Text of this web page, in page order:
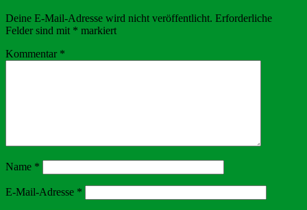
Deine E-Mail-Adresse wird nicht veröffentlicht. Erforderliche
Felder sind mit * markiert
Kommentar *
Name *
E-Mail-Adresse *